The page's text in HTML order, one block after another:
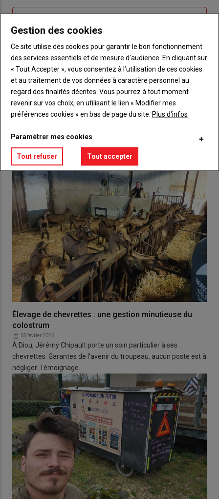
titre
TITRE CRÉEZ UN COMPTE
BodyChoisissez votre formule et créez votre
compte pour accéder à tout {nom-site}.
Lien Créez un compte
Élevage de chevrettes : une gestion minutieuse du
colostrum
05 février 2026
À Diou, Jérémy Chipault porte un soin particulier à ses
chevrettes. Garantes de l'avenir du troupeau, aucun poste est à
négliger. Témoignage.
Gestion des cookies
Ce site utilise des cookies pour garantir le bon fonctionnement
des services essentiels et de mesure d’audience. En cliquant sur
« Tout Accepter », vous consentez à l’utilisation de ces cookies
et au traitement de vos données à caractère personnel au
regard des finalités décrites. Vous pourrez à tout moment
revenir sur vos choix, en utilisant le lien « Modifier mes
préférences cookies » en bas de page du site. Plus d'infos
Paramétrer mes cookies
Tout refuser Tout accepter